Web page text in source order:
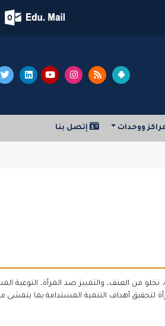
ووحدات إتصل بنا
من العنف، والتمييز ضد المرأة، التوعية
أهداف التنمية المستدامة بما يتمشى